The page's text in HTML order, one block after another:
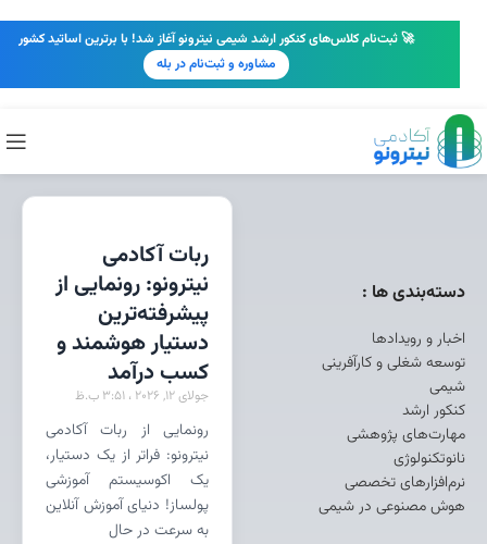
ربات آکادمی
نیترونو: رونمایی از
پیشرفته‌ترین
دستیار هوشمند و
کسب درآمد
جولای 12, 2026
رونمایی از ربات آکادمی
نیترونو: فراتر از یک دستیار،
یک اکوسیستم آموزشی
پولساز! دنیای آموزش آنلاین
به سرعت در حال
دسته‌بندی ها :
اخبار و رویدادها
توسعه شغلی و کارآفرینی
شیمی
کنکور ارشد
مهارت‌های پژوهشی
نانوتکنولوژی
نرم‌افزارهای تخصصی
هوش مصنوعی در شیمی
🚀 ثبت‌نام کلاس‌های کنکور ارشد شیمی نیترونو آغاز شد! با برترین اساتید کشور
مشاوره و ثبت‌نام در بله